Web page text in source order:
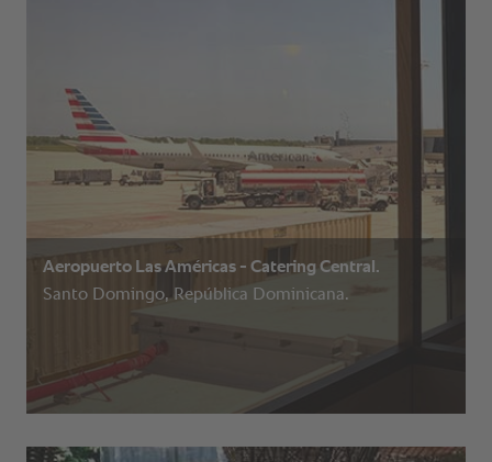
Aeropuerto Las Américas - Catering Central.
Santo Domingo, República Dominicana.